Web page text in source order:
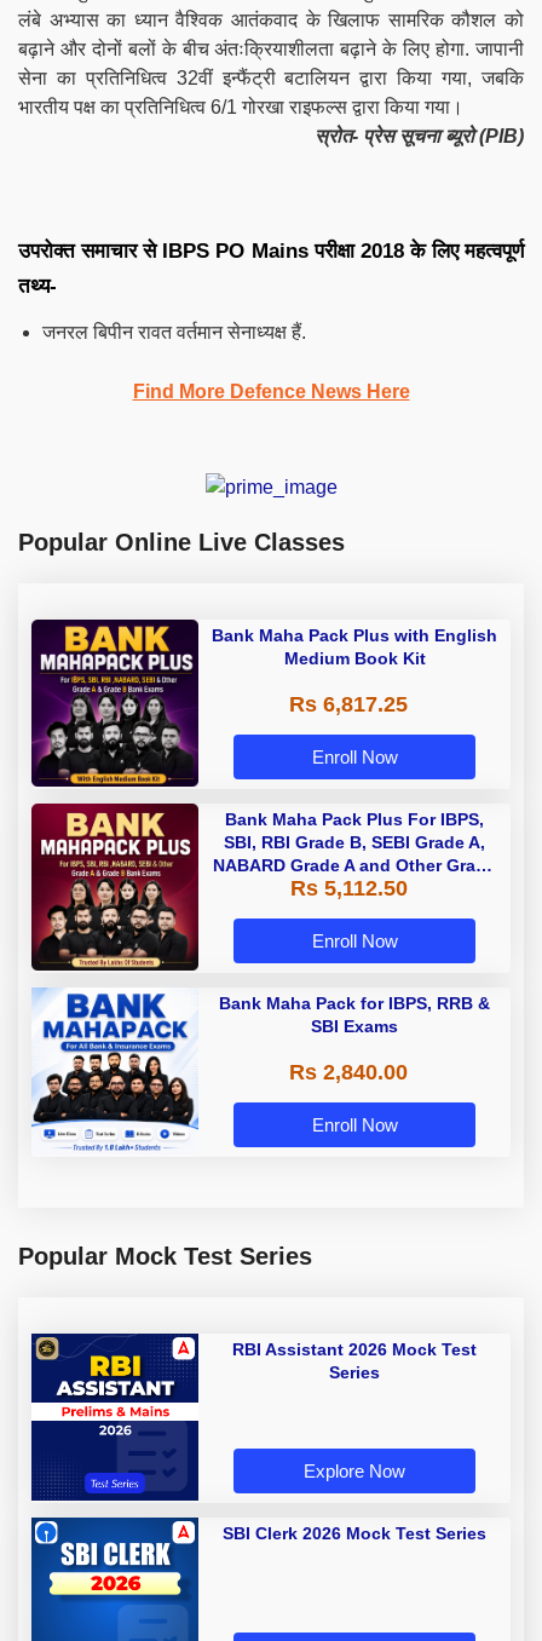
लंबे अभ्यास का ध्यान वैश्विक आतंकवाद के खिलाफ सामरिक कौशल को
बढ़ाने और दोनों बलों के बीच अंतःक्रियाशीलता बढ़ाने के लिए होगा. जापानी
सेना का प्रतिनिधित्व 32वीं इन्फैंट्री बटालियन द्वारा किया गया, जबकि
भारतीय पक्ष का प्रतिनिधित्व 6/1 गोरखा राइफल्स द्वारा किया गया।
स्रोत- प्रेस सूचना ब्यूरो (PIB)
उपरोक्त समाचार से IBPS PO Mains परीक्षा 2018 के लिए महत्वपूर्ण
तथ्य-
जनरल बिपीन रावत वर्तमान सेनाध्यक्ष हैं.
Find More Defence News Here
Popular Online Live Classes
Bank Maha Pack Plus with English
Medium Book Kit
Rs 6,817.25
Enroll Now
Bank Maha Pack Plus For IBPS,
SBI, RBI Grade B, SEBI Grade A,
NABARD Grade A and Other Grade
A & Grade B Bank Exams
Rs 5,112.50
Enroll Now
Bank Maha Pack for IBPS, RRB &
SBI Exams
Rs 2,840.00
Enroll Now
Popular Mock Test Series
RBI Assistant 2026 Mock Test
Series
Explore Now
SBI Clerk 2026 Mock Test Series